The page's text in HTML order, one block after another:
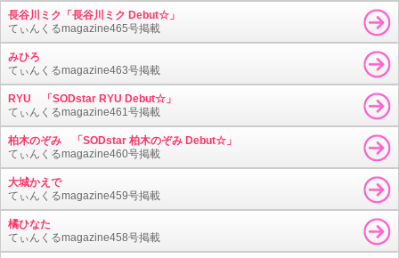
長谷川ミク「長谷川ミク Debut☆」
てぃんくるmagazine465号掲載
みひろ
てぃんくるmagazine463号掲載
RYU 「SODstar RYU Debut☆」
てぃんくるmagazine461号掲載
柏木のぞみ 「SODstar 柏木のぞみ Debut☆」
てぃんくるmagazine460号掲載
大城かえで
てぃんくるmagazine459号掲載
橘ひなた
てぃんくるmagazine458号掲載